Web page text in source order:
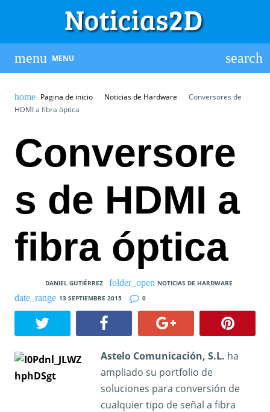
MENU
Pagina de inicio Noticias de Hardware
Conversores de
HDMI a fibra óptica
Conversore
s de HDMI a
fibra óptica
DANIEL GUTIÉRREZ
NOTICIAS DE HARDWARE
13 SEPTIEMBRE 2015
0
Astelo Comunicación, S.L. ha
ampliado su portfolio de
soluciones para conversión de
cualquier tipo de señal a fibra